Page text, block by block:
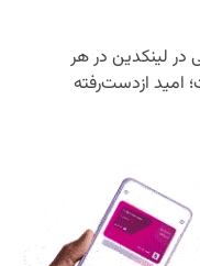
در لینکدین در هر
ازدست‌رفته